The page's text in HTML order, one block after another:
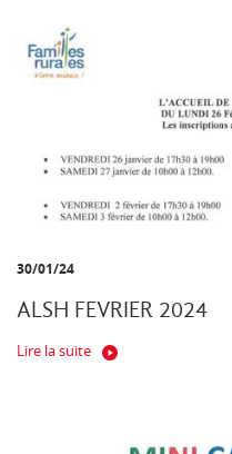
30/01/24
ALSH FEVRIER 2024
Lire la suite